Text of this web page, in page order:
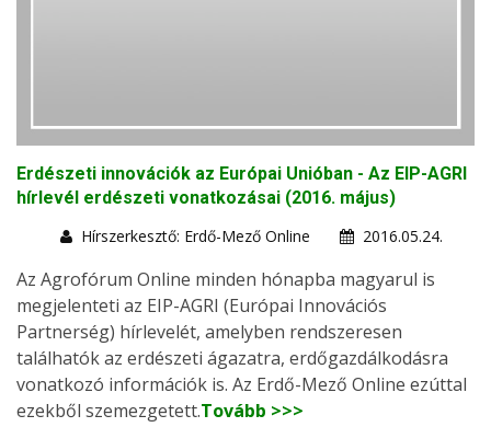
Erdészeti innovációk az Európai Unióban - Az EIP-AGRI
hírlevél erdészeti vonatkozásai (2016. május)
Hírszerkesztő: Erdő-Mező Online
2016.05.24.
Az Agrofórum Online minden hónapba magyarul is
megjelenteti az EIP-AGRI (Európai Innovációs
Partnerség) hírlevelét, amelyben rendszeresen
találhatók az erdészeti ágazatra, erdőgazdálkodásra
vonatkozó információk is. Az Erdő-Mező Online ezúttal
ezekből szemezgetett.Tovább >>>